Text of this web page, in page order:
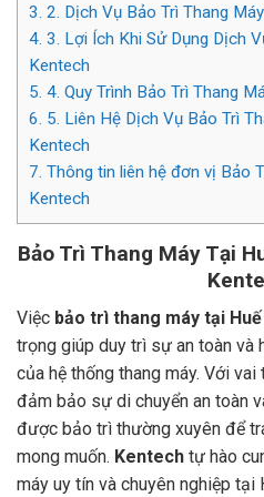
3. 2. Dịch Vụ Bảo Trì Thang
4. 3. Lợi Ích Khi Sử Dụng Dịch
Kentech
5. 4. Quy Trình Bảo Trì Thang
6. 5. Liên Hệ Dịch Vụ Bảo Trì
Kentech
7. Thông tin liên hệ đơn vị Bảo
Kentech
Bảo Trì Thang Máy Tại
Việc bảo trì thang máy tại Huế
trọng giúp duy trì sự an toàn và
của hệ thống thang máy. Với
đảm bảo sự di chuyển an toàn
được bảo trì thường xuyên để
mong muốn. Kentech tự hào
máy uy tín và chuyên nghiệp tại